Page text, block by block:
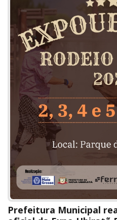
Prefeitura Municipal